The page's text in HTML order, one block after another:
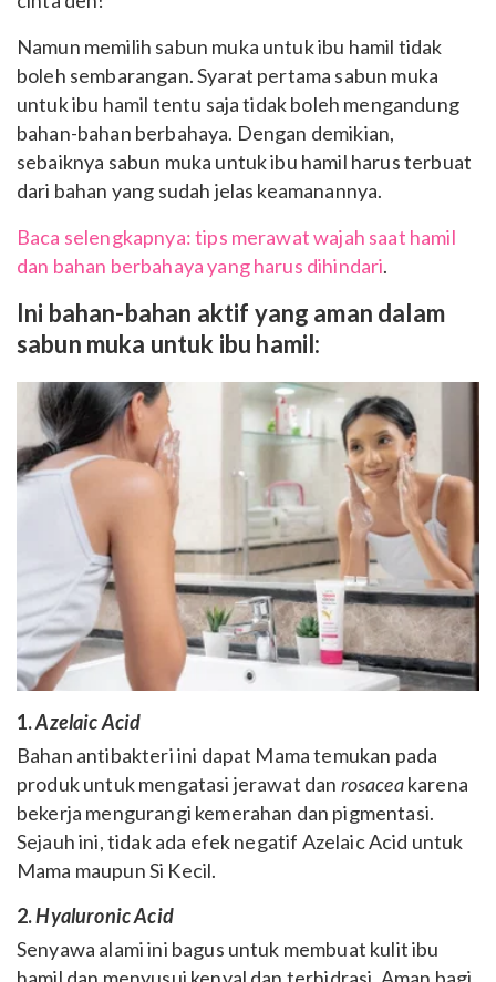
Namun memilih sabun muka untuk ibu hamil tidak
boleh sembarangan. Syarat pertama sabun muka
untuk ibu hamil tentu saja tidak boleh mengandung
bahan-bahan berbahaya. Dengan demikian,
sebaiknya sabun muka untuk ibu hamil harus terbuat
dari bahan yang sudah jelas keamanannya.
Baca selengkapnya: tips merawat wajah saat hamil
dan bahan berbahaya yang harus dihindari.
Ini bahan-bahan aktif yang aman dalam
sabun muka untuk ibu hamil:
1.Azelaic Acid
Bahan antibakteri ini dapat Mama temukan pada
produk untuk mengatasi jerawat dan rosaceakarena
bekerja mengurangi kemerahan dan pigmentasi.
Sejauh ini, tidak ada efek negatif Azelaic Acid untuk
Mama maupun Si Kecil.
2.Hyaluronic Acid
Senyawa alami ini bagus untuk membuat kulit ibu